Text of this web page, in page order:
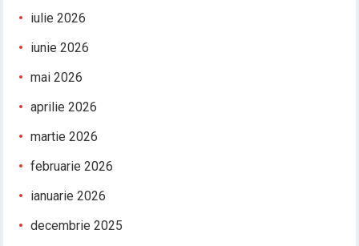
iulie 2026
iunie 2026
mai 2026
aprilie 2026
martie 2026
februarie 2026
ianuarie 2026
decembrie 2025